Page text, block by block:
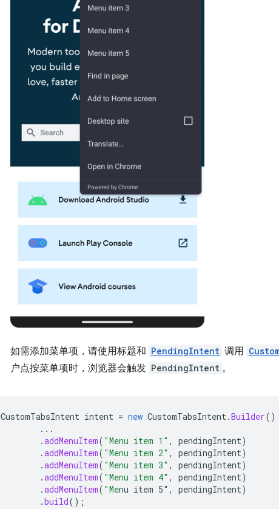
如需添加菜单项，请使用标题和 PendingIntent 调用
户点按菜单项时，浏览器会触发 PendingIntent 。
CustomTabsIntent intent = new CustomTabsIntent.Builder()
...
.addMenuItem( "Menu item 1" , pendingIntent)
.addMenuItem( "Menu item 2" , pendingIntent)
.addMenuItem( "Menu item 3" , pendingIntent)
.addMenuItem( "Menu item 4" , pendingIntent)
.addMenuItem( "Menu item 5" , pendingIntent)
.build();